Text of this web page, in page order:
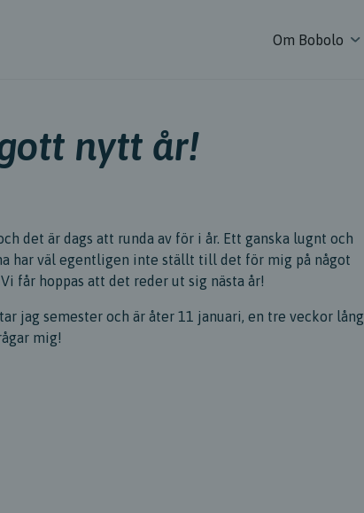
Om Bobolo
nytt år!
det är dags att runda av för i år. Ett ganska lugnt och
har väl egentligen inte ställt till det för mig på något
får hoppas att det reder ut sig nästa år!
jag semester och är åter 11 januari, en tre veckor lång
mig!